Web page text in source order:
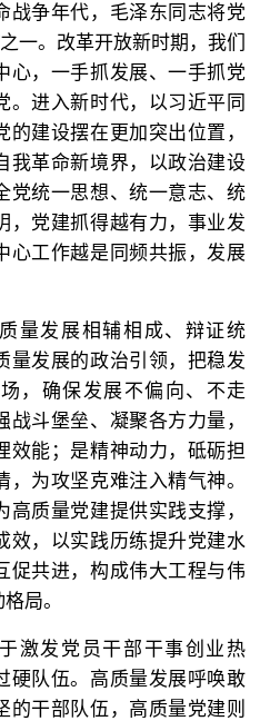
战争年代，毛泽东同志将党
一。改革开放新时期，我们
心，一手抓发展、一手抓党
。进入新时代，以习近平同
建设摆在更加突出位置，
我革命新境界，以政治建设
党统一思想、统一意志、统
，党建抓得越有力，事业发
心工作越是同频共振，发展
量发展相辅相成、辩证统
量发展的政治引领，把稳发
，确保发展不偏向、不走
斗堡垒、凝聚各方力量，
效能；是精神动力，砥砺担
为攻坚克难注入精气神。
质量党建提供实践支撑，
效，以实践历练提升党建水
促共进，构成伟大工程与伟
局。
激发党员干部干事创业热
硬队伍。高质量发展呼唤敢
的干部队伍，高质量党建则